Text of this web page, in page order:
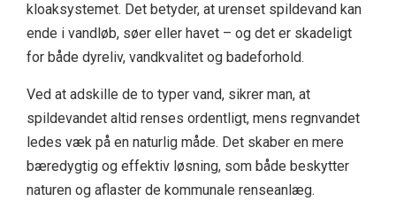
kloaksystemet. Det betyder, at urenset spildevand kan
ende i vandløb, søer eller havet – og det er skadeligt
for både dyreliv, vandkvalitet og badeforhold.
Ved at adskille de to typer vand, sikrer man, at
spildevandet altid renses ordentligt, mens regnvandet
ledes væk på en naturlig måde. Det skaber en mere
bæredygtig og effektiv løsning, som både beskytter
naturen og aflaster de kommunale renseanlæg.